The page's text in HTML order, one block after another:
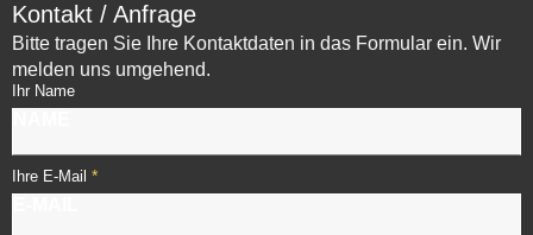
Kontakt / Anfrage
Bitte tragen Sie Ihre Kontaktdaten in das Formular ein. Wir
melden uns umgehend.
Ihr Name
Ihre E-Mail *